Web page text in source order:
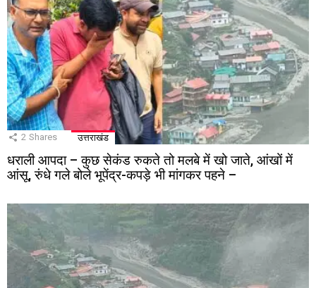
2 Shares उत्तराखंड
धराली आपदा – कुछ सेकंड रुकते तो मलबे में खो जाते, आंखों में
आंसू, रुंधे गले बोले भूपेंद्र-कपड़े भी मांगकर पहने –